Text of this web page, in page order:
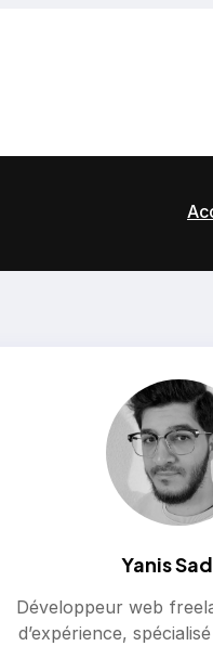
Yanis
Développeur web
d’expérience,